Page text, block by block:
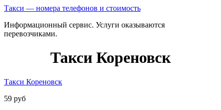
Такси — номера телефонов и стоимость
Информационный сервис. Услуги оказываются
перевозчиками.
Такси Кореновск
Такси Кореновск
59 руб